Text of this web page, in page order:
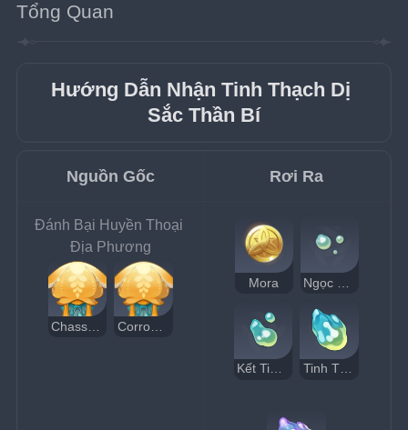
Tổng Quan
Hướng Dẫn Nhận Tinh Thạch Dị
Sắc Thần Bí
Nguồn Gốc Rơi Ra
Đánh Bại Huyền Thoại
Địa Phương
Mora
Kết Tinh Đại Dương Tinh Thạch Dị Sắc